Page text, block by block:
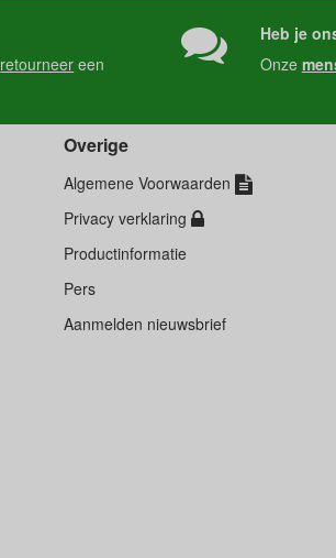
retourneer een
Heb je
Onze
Overige
Algemene Voorwaarden
Privacy verklaring
Productinformatie
Pers
Aanmelden nieuwsbrief